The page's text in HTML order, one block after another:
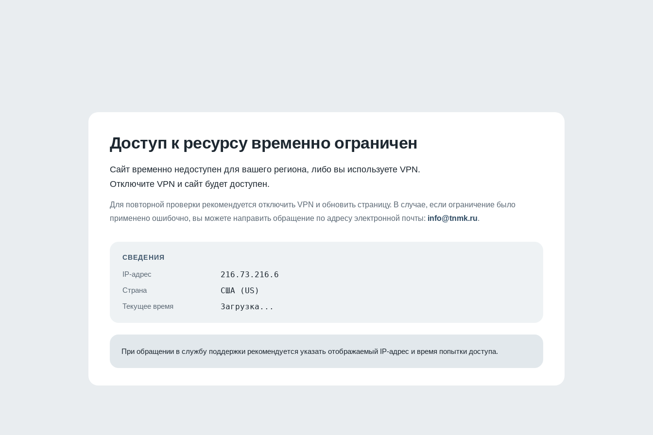
Доступ к ресурсу временно ограничен
Сайт временно недоступен для вашего региона, либо вы используете VPN.
Отключите VPN и сайт будет доступен.
Для повторной проверки рекомендуется отключить VPN и обновить страницу. В случае, если ограничение было
применено ошибочно, вы можете направить обращение по адресу электронной почты: info@tnmk.ru.
СВЕДЕНИЯ
IP-адрес 216.73.216.6
Страна США (US)
Текущее время Загрузка...
При обращении в службу поддержки рекомендуется указать отображаемый IP-адрес и время попытки доступа.